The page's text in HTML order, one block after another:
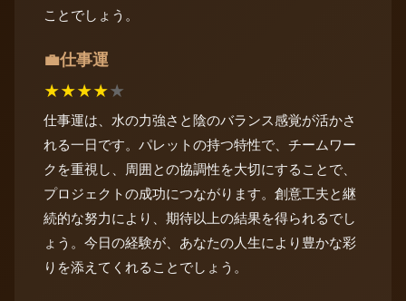
ことでしょう。
💼仕事運
★★★★★
仕事運は、水の力強さと陰のバランス感覚が活かさ
れる一日です。パレットの持つ特性で、チームワー
クを重視し、周囲との協調性を大切にすることで、
プロジェクトの成功につながります。創意工夫と継
続的な努力により、期待以上の結果を得られるでし
ょう。今日の経験が、あなたの人生により豊かな彩
りを添えてくれることでしょう。